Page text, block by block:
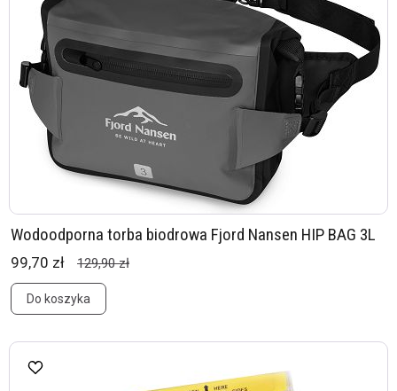
Wodoodporna torba biodrowa Fjord Nansen HIP BAG 3L
99,70 zł 129,90 zł
Do koszyka